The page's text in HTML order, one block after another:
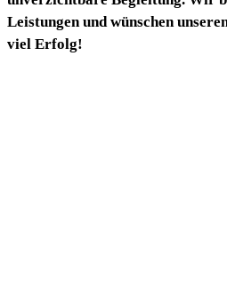
Leistungen und wünschen
viel Erfolg!